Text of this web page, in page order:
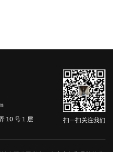
10 号 1 层
扫一扫关注我们